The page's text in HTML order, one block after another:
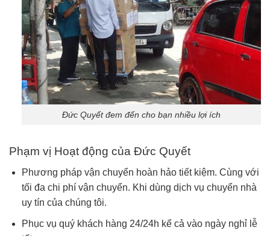
Đức Quyết đem đến cho bạn nhiều lợi ích
Phạm vị Hoạt động của Đức Quyết
Phương pháp vận chuyển hoàn hảo tiết kiệm. Cùng với
tối đa chi phí vận chuyển. Khi dùng dịch vụ chuyển nhà
uy tín của chúng tôi.
Phục vụ quý khách hàng 24/24h kể cả vào ngày nghỉ lễ